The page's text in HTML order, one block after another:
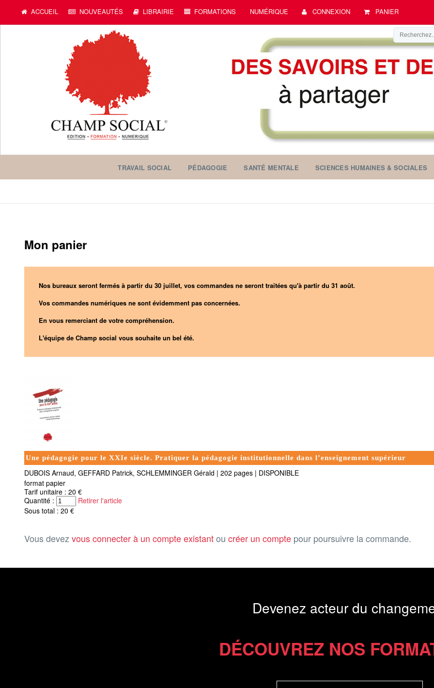
ACCUEIL NOUVEAUTÉS LIBRAIRIE FORMATIONS NUMÉRIQUE CONNEXION PANIER
TRAVAIL SOCIAL PÉDAGOGIE SANTÉ MENTALE SCIENCES HUMAINES & SOCIALES
Mon panier
Nos bureaux seront fermés à partir du 30 juillet, vos commandes ne seront traitées qu'à partir du 31 août.
Vos commandes numériques ne sont évidemment pas concernées.
En vous remerciant de votre compréhension.
L'équipe de Champ social vous souhaite un bel été.
Une pédagogie pour le XXIe siècle. Pratiquer la pédagogie institutionnelle dans l’enseignement supérieur
DUBOIS Arnaud, GEFFARD Patrick, SCHLEMMINGER Gérald | 202 pages | DISPONIBLE
format papier
Tarif unitaire : 20 €
Quantité :
Retirer l'article
Sous total : 20 €
Vous devezvous connecter à un compte existantou créer un compte pour poursuivre la commande.
Devenez acteur du
DÉCOUVREZ NOS